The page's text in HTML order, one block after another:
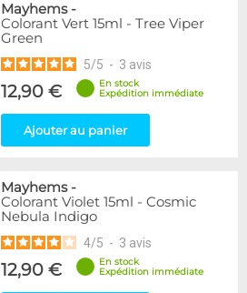
Mayhems-
Colorant Vert 15ml - Tree Viper
Green
5/5 - 3 avis
12,90 €
En stock
Expédition immédiate
Ajouter au panier
Mayhems-
Colorant Violet 15ml - Cosmic
Nebula Indigo
4/5 - 3 avis
12,90 €
En stock
Expédition immédiate